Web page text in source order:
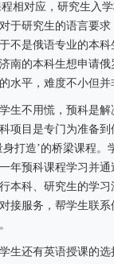
相对应，研究生入
于研究生的语言要
不是俄语专业的本
南的本科生想申请
水平，难度不小但并
生不用慌，预科是
项目是专门为准备到
打造’的桥梁课程。
年预科课程学习并
本科、研究生的学
接服务，帮学生联
生还有英语授课的选